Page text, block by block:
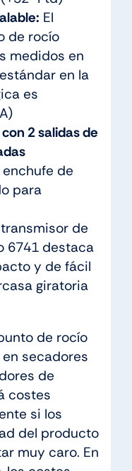
El
de rocío
medidos en
en la
es
2 salidas de
de
para
transmisor de
6741 destaca
y de fácil
giratoria
de rocío
secadores
de
costes
si los
del producto
muy caro. En